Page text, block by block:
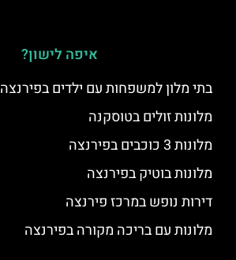
איפה לישון?
בתי מלון למשפחות עם ילדים בפירנצה
מלונות זולים בטוסקנה
מלונות 3 כוכבים בפירנצה
מלונות בוטיק בפירנצה
דירות נופש במרכז פירנצה
מלונות עם בריכה מקורה בפירנצה